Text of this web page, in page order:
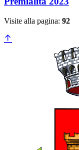
Visite alla pagina: 92